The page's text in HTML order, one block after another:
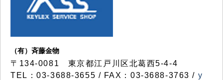
（有）斉藤金物
〒134-0081 東京都江戸川区北葛西5-4-4
TEL：03-3688-3655 / FAX：03-3688-3763 / y